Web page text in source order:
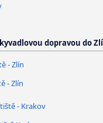
dopravou do
- Zlín
- Zlín
- Krakov